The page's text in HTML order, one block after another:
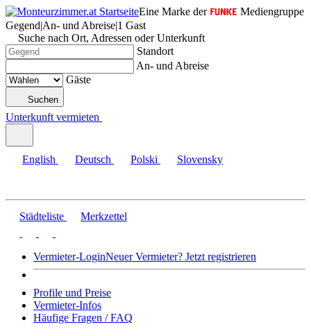
Eine Marke der
Mediengruppe
Gegend|An- und Abreise|1 Gast
Suche nach Ort, Adressen oder Unterkunft
Standort
An- und Abreise
Gäste
Suchen
Unterkunft vermieten
English Deutsch Polski Slovensky
Städteliste Merkzettel
Vermieter-LoginNeuer Vermieter? Jetzt registrieren
Profile und Preise
Vermieter-Infos
Häufige Fragen / FAQ